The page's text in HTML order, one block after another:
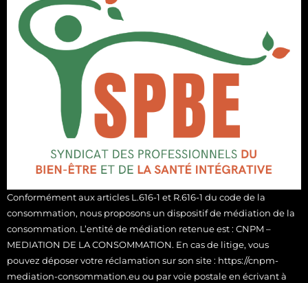
Conformément aux articles L.616-1 et R.616-1 du code de la
consommation, nous proposons un dispositif de médiation de la
consommation. L’entité de médiation retenue est : CNPM –
MEDIATION DE LA CONSOMMATION. En cas de litige, vous
pouvez déposer votre réclamation sur son site : https://cnpm-
mediation-consommation.eu ou par voie postale en écrivant à